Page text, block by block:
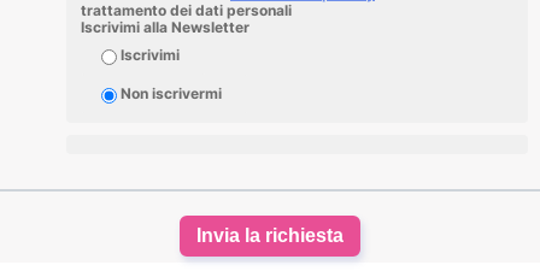
trattamento dei dati personali
Iscrivimi alla Newsletter
Iscrivimi
Non iscrivermi
Invia la richiesta